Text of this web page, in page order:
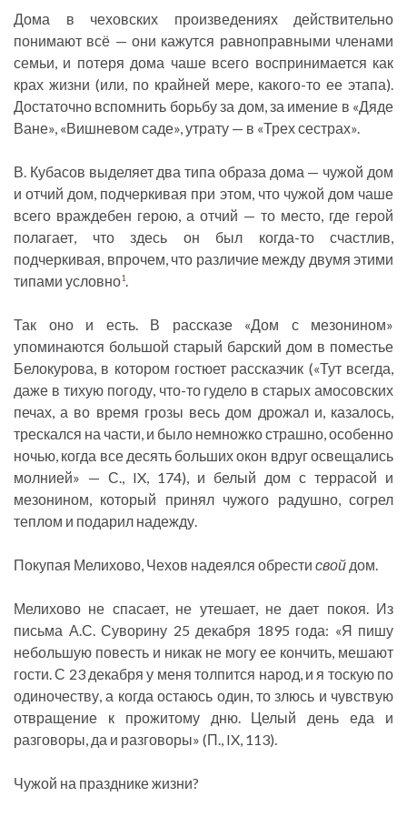
Дома в чеховских произведениях действительно
понимают всё — они кажутся равноправными членами
семьи, и потеря дома чаше всего воспринимается как
крах жизни (или, по крайней мере, какого-то ее этапа).
Достаточно вспомнить борьбу за дом, за имение в «Дяде
Ване», «Вишневом саде», утрату — в «Трех сестрах».
В. Кубасов выделяет два типа образа дома — чужой дом
и отчий дом, подчеркивая при этом, что чужой дом чаше
всего враждебен герою, а отчий — то место, где герой
полагает, что здесь он был когда-то счастлив,
подчеркивая, впрочем, что различие между двумя этими
типами условно1.
Так оно и есть. В рассказе «Дом с мезонином»
упоминаются большой старый барский дом в поместье
Белокурова, в котором гостюет рассказчик («Тут всегда,
даже в тихую погоду, что-то гудело в старых амосовских
печах, а во время грозы весь дом дрожал и, казалось,
трескался на части, и было немножко страшно, особенно
ночью, когда все десять больших окон вдруг освещались
молнией» — С., IX, 174), и белый дом с террасой и
мезонином, который принял чужого радушно, согрел
теплом и подарил надежду.
Покупая Мелихово, Чехов надеялся обрести свой дом.
Мелихово не спасает, не утешает, не дает покоя. Из
письма А.С. Суворину 25 декабря 1895 года: «Я пишу
небольшую повесть и никак не могу ее кончить, мешают
гости. С 23 декабря у меня толпится народ, и я тоскую по
одиночеству, а когда остаюсь один, то злюсь и чувствую
отвращение к прожитому дню. Целый день еда и
разговоры, да и разговоры» (П., IX, 113).
Чужой на празднике жизни?